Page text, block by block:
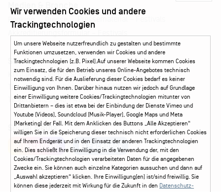
Medien & Branche
Booking Presse
Service
Kontakt Leichte Sprache
FAQ / Hilfe
Ticketshop Hamburg
Gutscheine
Callback-Service
Ticketservice 040 - 413 22 60
Social Media
Instagram Facebook
Wir verwenden Cookies und andere
Trackingtechnologien
Um unsere Webseite nutzerfreundlich zu gestalten und bestimmte
Funktionen umzusetzen, verwenden wir Cookies und andere
Trackingtechnologien (z.B. Pixel).Auf unserer Webseite kommen Cookies
zum Einsatz, die für den Betrieb unseres Online-Angebotes technisch
notwendig sind. Für die Auslieferung dieser Cookies bedarf es keiner
Einwilligung von Ihnen. Darüber hinaus nutzen wir jedoch auf Grundlage
einer Einwilligung weitere Cookies/Trackingtechnologien mitunter von
Drittanbietern – dies ist etwa bei der Einbindung der Dienste Vimeo und
Youtube (Videos), Soundcloud (Musik-Player), Google Maps und Meta
(Marketing) der Fall. Mit dem Anklicken des Buttons „Alle Akzeptieren“
willigen Sie in die Speicherung dieser technisch nicht erforderlichen Cookies
auf Ihrem Endgerät und in den Einsatz der anderen Trackingtechnologien
ein. Dies schließt Ihre Einwilligung in die Verwendung der, mit den
Cookies/Trackingtechnologien verarbeiteten Daten für die angegebenen
Zwecke ein. Sie können auch einzelne Kategorien aussuchen und dann auf
„Auswahl akzeptieren“ klicken. Ihre Einwilligung(en) ist/sind freiwillig. Sie
können diese jederzeit mit Wirkung für die Zukunft in den Datenschutz-